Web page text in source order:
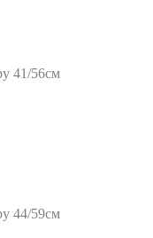
41/56см
44/59см